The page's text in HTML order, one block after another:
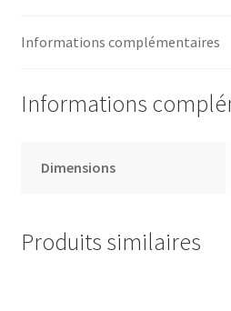
Informations complémentaires
Informations
Dimensions
Produits similaires